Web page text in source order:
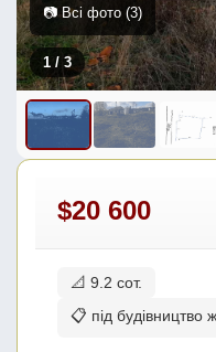
1 / 3
📷 Всі фото (3)
$20 600
📐 9.2 сот.
📋 під будівництво